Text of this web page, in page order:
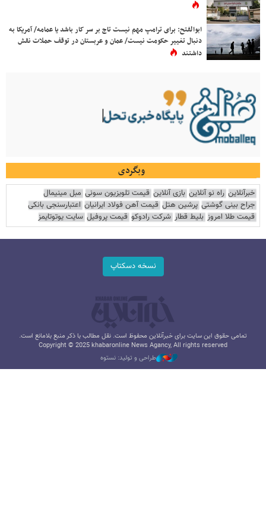
ابوالفتح: برای ترامپ مهم نیست تاج بر سر کار باشد یا عمامه/ آمریکا به
دنبال تغییر حکومت نیست/ عمان و عربستان در توقف حملات نقش
داشتند
وبگردی
خبرآنلاین راه نو آنلاین بازی آنلاین قیمت تلویزیون سونی مبل مینیمال
جراح بینی گوشتی پرشین هتل قیمت آهن فولاد ایرانیان اعتبارسنجی بانکی
قیمت طلا امروز بلیط قطار شرکت رادوکو قیمت پروفیل سایت یوتوتایمز
نسخه دسکتاپ
تمامی حقوق این سایت برای خبرآنلاین محفوظ است. نقل مطالب با ذکر منبع بلامانع است.
Copyright © 2025 khabaronline News Agancy, All rights reserved
طراحی و تولید: نستوه